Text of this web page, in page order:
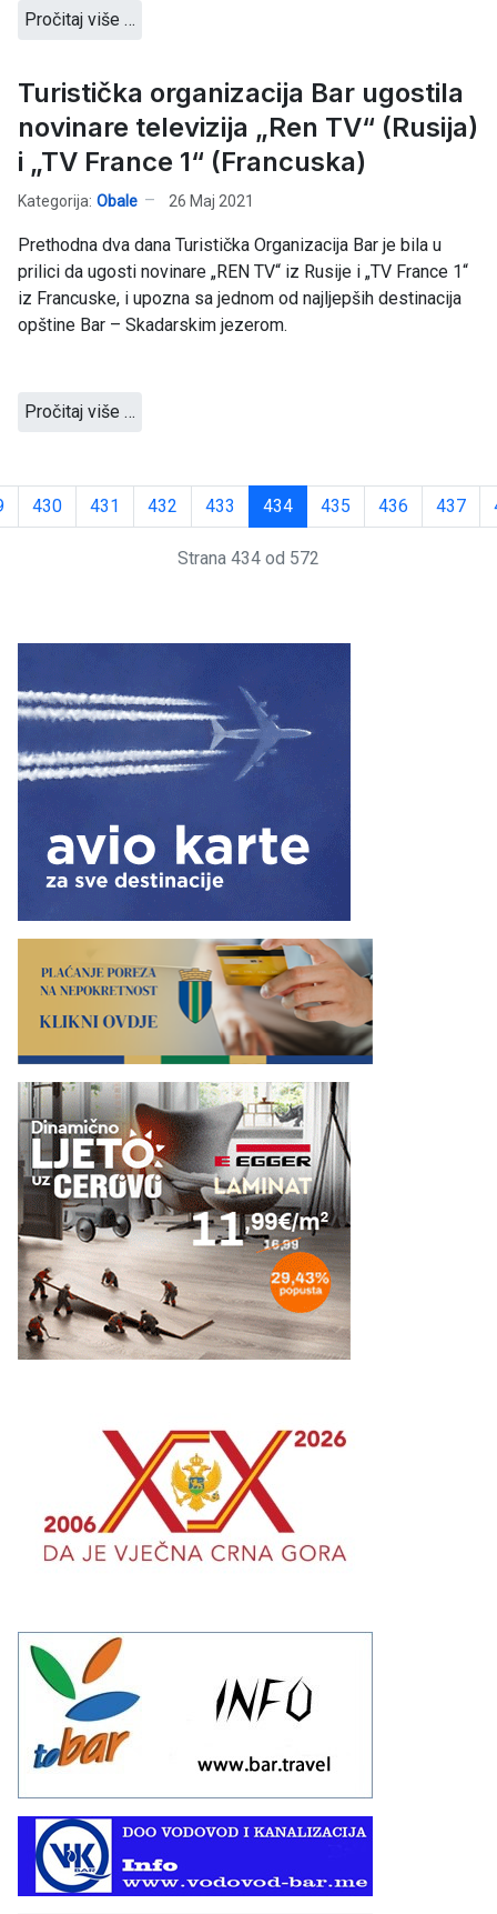
Pročitaj više …
Turistička organizacija Bar ugostila
novinare televizija „Ren TV“ (Rusija)
i „TV France 1“ (Francuska)
Kategorija: Obale 26 Maj 2021
Prethodna dva dana Turistička Organizacija Bar je bila u
prilici da ugosti novinare „REN TV“ iz Rusije i „TV France 1“
iz Francuske, i upozna sa jednom od najljepših destinacija
opštine Bar – Skadarskim jezerom.
Pročitaj više …
430 431 432 433 434 435 436 437
Strana 434 od 572